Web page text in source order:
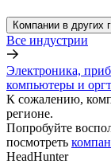
Компании в других
Все индустрии
Электроника,
компьютеры и
К сожалению,
регионе.
Попробуйте
посмотреть
HeadHunter